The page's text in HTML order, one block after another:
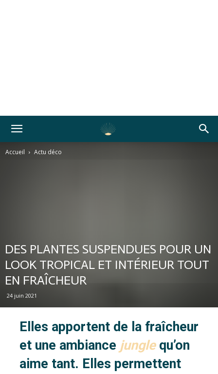
Accueil Actu déco
DES PLANTES SUSPENDUES POUR UN
LOOK TROPICAL ET INTÉRIEUR TOUT
EN FRAÎCHEUR
24 juin 2021
Elles apportent de la fraîcheur
et une ambiance junglequ’on
aime tant. Elles permettent